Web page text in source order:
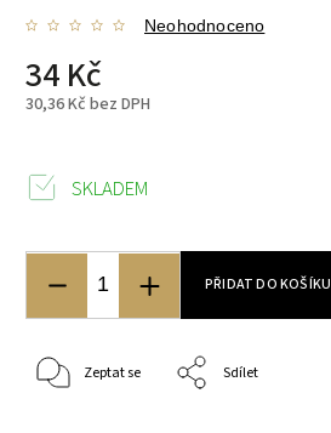
Neohodnoceno
34 Kč
30,36 Kč bez DPH
SKLADEM
PŘIDAT DO KOŠÍKU
Zeptat se Sdílet